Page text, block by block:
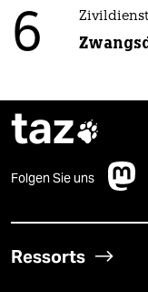
6 Zivildienst
taz
Folgen Sie uns
Ressorts